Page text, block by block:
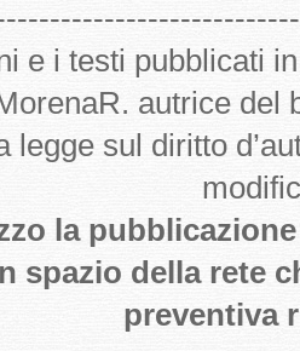
e i testi pubblicati
autrice del
legge sul diritto
la
spazio della rete
preventiva